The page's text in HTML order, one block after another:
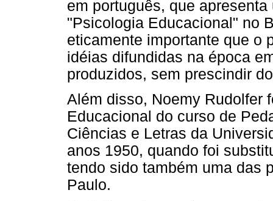
em português, que
"Psicologia Educacional" no
eticamente importante que o
idéias difundidas na época
produzidos, sem prescindir
Além disso, Noemy Rudolfer
Educacional do curso de
Ciências e Letras da
anos 1950, quando foi
tendo sido também uma das
Paulo.